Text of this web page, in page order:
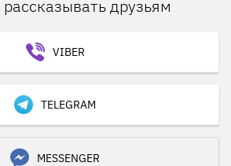
друзьям
VIBER
TELEGRAM
MESSENGER